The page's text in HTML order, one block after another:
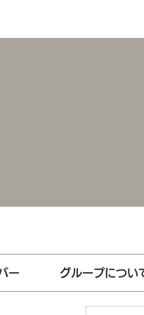
ー グループについ